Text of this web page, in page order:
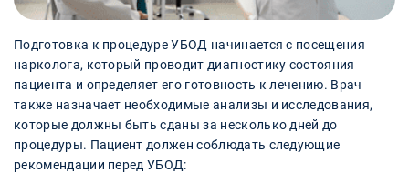
Подготовка к процедуре УБОД начинается с посещения
нарколога, который проводит диагностику состояния
пациента и определяет его готовность к лечению. Врач
также назначает необходимые анализы и исследования,
которые должны быть сданы за несколько дней до
процедуры. Пациент должен соблюдать следующие
рекомендации перед УБОД: